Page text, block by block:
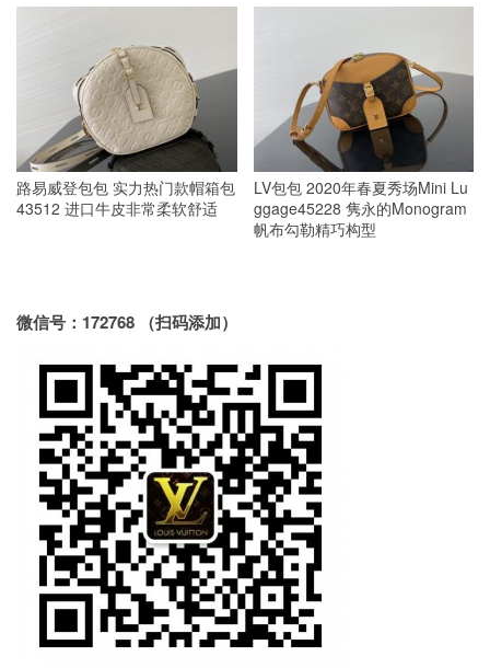
路易威登包包 实力热门款帽箱包
43512 进口牛皮非常柔软舒适
LV包包 2020年春夏秀场Mini Lu
ggage45228 隽永的Monogram
帆布勾勒精巧构型
微信号：172768 （扫码添加）